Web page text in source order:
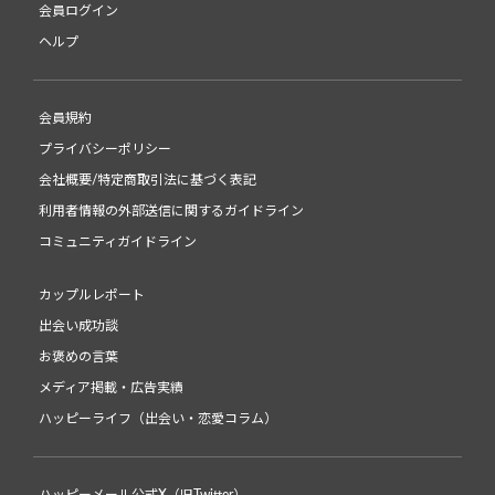
会員ログイン
ヘルプ
会員規約
プライバシーポリシー
会社概要/特定商取引法に基づく表記
利用者情報の外部送信に関するガイドライン
コミュニティガイドライン
カップルレポート
出会い成功談
お褒めの言葉
メディア掲載・広告実績
ハッピーライフ（出会い・恋愛コラム）